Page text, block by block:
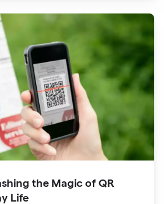
tools that revolutionize the
during our travels.
the Magic of QR
Life